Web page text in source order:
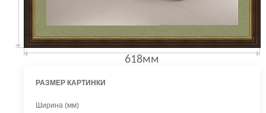
618мм
РАЗМЕР КАРТИНКИ
Ширина (мм)